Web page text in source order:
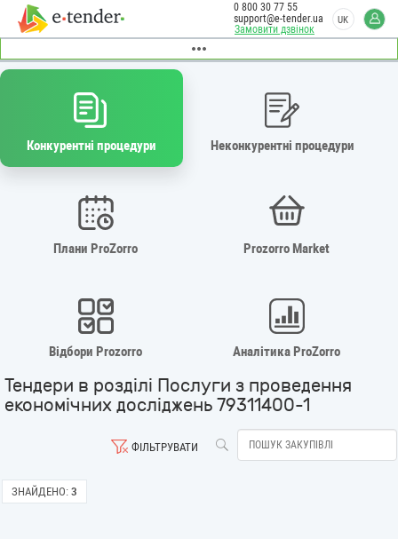
Замовити дзвінок
0 800 30 77 55
support@e-tender.ua
UK
Конкурентні процедури Неконкурентні процедури
Плани ProZorro Prozorro Market
Відбори Prozorro Аналітика ProZorro
Тендери в розділі Послуги з проведення
економічних досліджень 79311400-1
ФІЛЬТРУВАТИ
ЗНАЙДЕНО: 3